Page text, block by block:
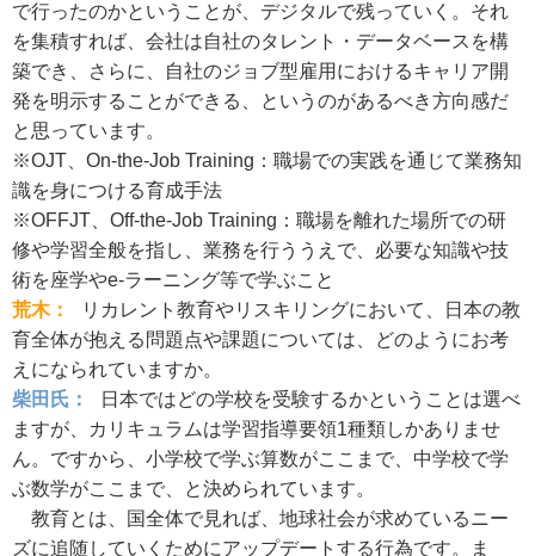
で行ったのかということが、デジタルで残っていく。それ
を集積すれば、会社は自社のタレント・データベースを構
築でき、さらに、自社のジョブ型雇用におけるキャリア開
発を明示することができる、というのがあるべき方向感だ
と思っています。
※OJT、On-the-Job Training：職場での実践を通じて業務知
識を身につける育成手法
※OFFJT、Off-the-Job Training：職場を離れた場所での研
修や学習全般を指し、業務を行ううえで、必要な知識や技
術を座学やe-ラーニング等で学ぶこと
荒木：
リカレント教育やリスキリングにおいて、日本の教
育全体が抱える問題点や課題については、どのようにお考
えになられていますか。
柴田氏：
日本ではどの学校を受験するかということは選べ
ますが、カリキュラムは学習指導要領1種類しかありませ
ん。ですから、小学校で学ぶ算数がここまで、中学校で学
ぶ数学がここまで、と決められています。
教育とは、国全体で見れば、地球社会が求めているニー
ズに追随していくためにアップデートする行為です。ま